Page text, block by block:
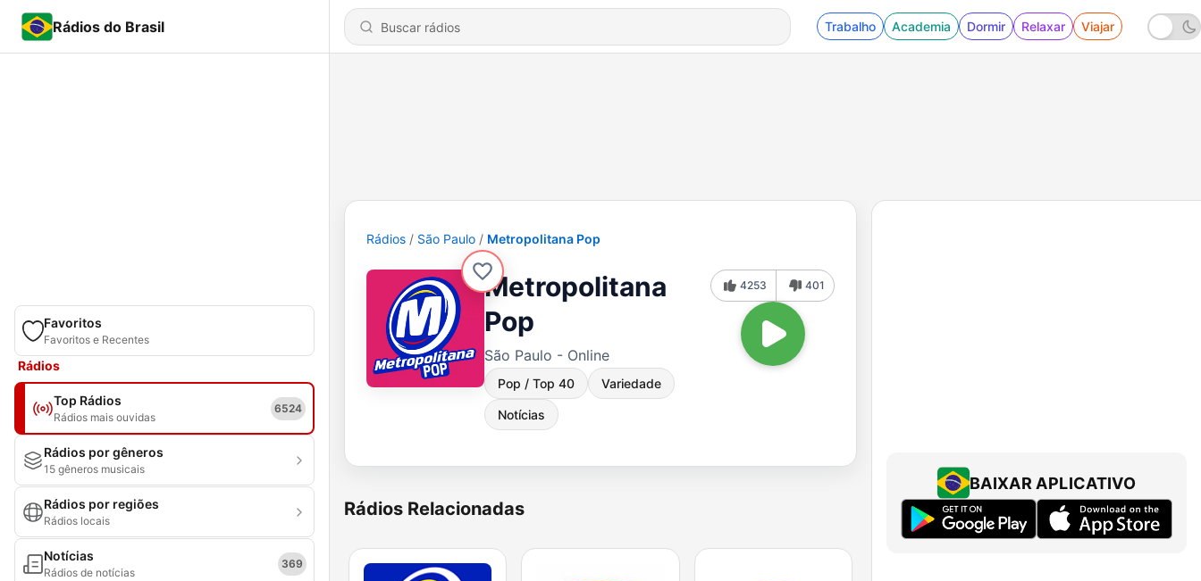
Rádios do Brasil Trabalho Academia Dormir Relaxar Viajar
Favoritos
Favoritos e Recentes
Rádios
Top Rádios
Rádios mais ouvidas
6524
Rádios por gêneros
15 gêneros musicais
Rádios por regiões
Rádios locais
Notícias
Rádios de notícias
369
Rádios São Paulo Metropolitana Pop
Metropolitana
Pop
São Paulo - Online
Pop / Top 40 Variedade
Notícias
4253 401
Rádios Relacionadas
BAIXAR APLICATIVO